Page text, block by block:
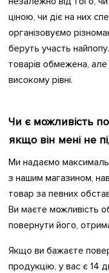
ціною, чи діє на них
організовуємо
беруть участь
товарів обмежена,
високому рівні.
Чи є можливість
якщо він мені не
Ми надаємо
з нашим магазином,
товар за певних
Ви маєте можливість
повернути його,
Якщо ви бажаєте
продукцію, у вас є 14